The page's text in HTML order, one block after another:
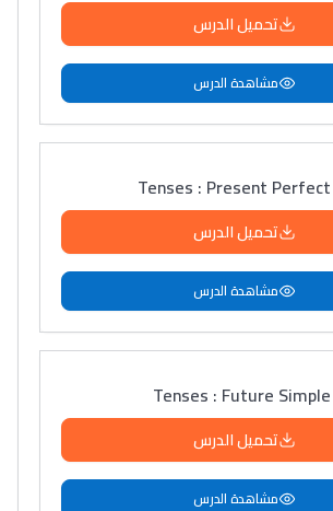
Lycée Maroc
تحميل الدرس
مشاهدة الدرس
Tenses : Present
تحميل الدرس
مشاهدة الدرس
Tenses : Future
تحميل الدرس
مشاهدة الدرس